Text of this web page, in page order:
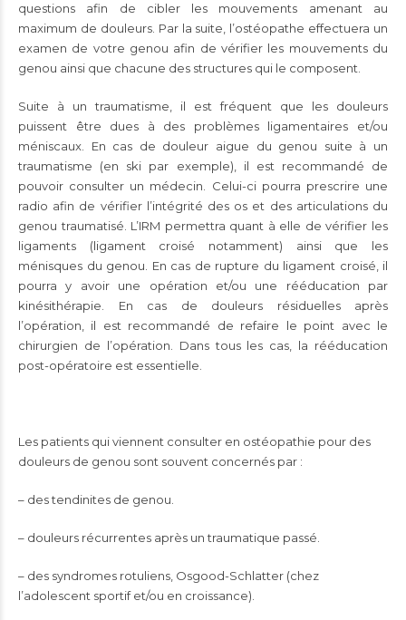
questions afin de cibler les mouvements amenant au
maximum de douleurs. Par la suite, l’ostéopathe effectuera un
examen de votre genou afin de vérifier les mouvements du
genou ainsi que chacune des structures qui le composent.
Suite à un traumatisme, il est fréquent que les douleurs
puissent être dues à des problèmes ligamentaires et/ou
méniscaux. En cas de douleur aigue du genou suite à un
traumatisme (en ski par exemple), il est recommandé de
pouvoir consulter un médecin. Celui-ci pourra prescrire une
radio afin de vérifier l’intégrité des os et des articulations du
genou traumatisé. L’IRM permettra quant à elle de vérifier les
ligaments (ligament croisé notamment) ainsi que les
ménisques du genou. En cas de rupture du ligament croisé, il
pourra y avoir une opération et/ou une rééducation par
kinésithérapie. En cas de douleurs résiduelles après
l’opération, il est recommandé de refaire le point avec le
chirurgien de l’opération. Dans tous les cas, la rééducation
post-opératoire est essentielle.
Les patients qui viennent consulter en ostéopathie pour des
douleurs de genou sont souvent concernés par :
– des tendinites de genou.
– douleurs récurrentes après un traumatique passé.
– des syndromes rotuliens, Osgood-Schlatter (chez
l’adolescent sportif et/ou en croissance).